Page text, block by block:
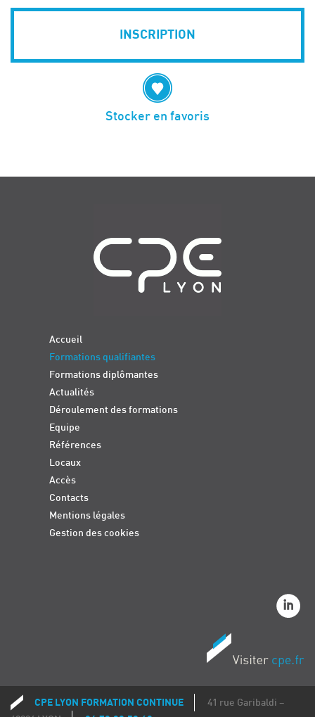
INSCRIPTION
Stocker en favoris
Accueil
Formations qualifiantes
Formations diplômantes
Actualités
Déroulement des formations
Equipe
Références
Locaux
Accès
Contacts
Mentions légales
Gestion des cookies
Coordonnées
CPE LYON FORMATION CONTINUE
41 rue Garibaldi –